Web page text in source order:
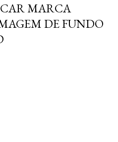
MARCA
DE FUNDO